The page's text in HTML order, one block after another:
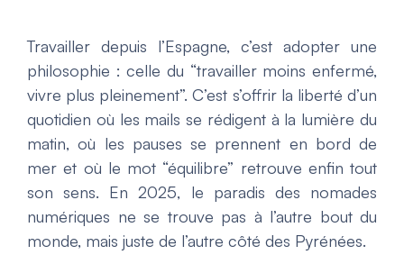
Travailler depuis l’Espagne, c’est adopter une
philosophie : celle du “travailler moins enfermé,
vivre plus pleinement”. C’est s’offrir la liberté d’un
quotidien où les mails se rédigent à la lumière du
matin, où les pauses se prennent en bord de
mer et où le mot “équilibre” retrouve enfin tout
son sens. En 2025, le paradis des nomades
numériques ne se trouve pas à l’autre bout du
monde, mais juste de l’autre côté des Pyrénées.